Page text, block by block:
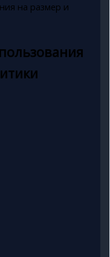
на размер и